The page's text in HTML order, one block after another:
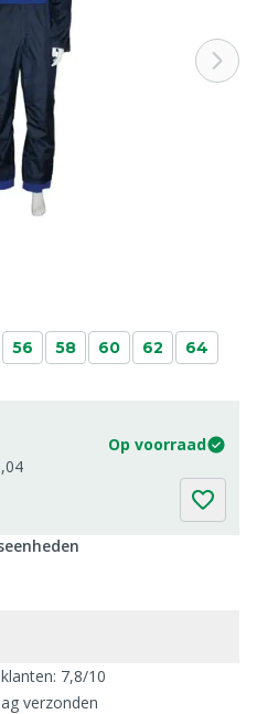
56 58 60 62
64
Op voorraad
7,8/10
verzonden